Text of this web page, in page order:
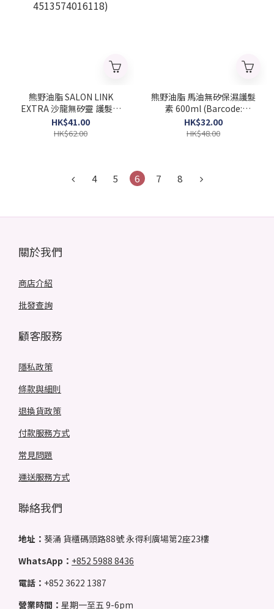
熊野油脂 SALON LINK
EXTRA 沙龍無矽靈 護髮素
1000ml (Barcode:
4513574016118)
HK$41.00
HK$62.00
熊野油脂 馬油無矽保濕護髮
素 600ml (Barcode:
4513574012769)
HK$32.00
HK$48.00
4 5 6 7 8
關於我們
商店介紹
批發查詢
顧客服務
隱私政策
條款與細則
退換貨政策
付款服務方式
常見問題
運送服務方式
聯絡我們
地址： 葵涌 貨櫃碼頭路88號 永得利廣場第2座23樓
WhatsApp： +852 5988 8436
電話： +852 3622 1387
營業時間： 星期一至五 9-6pm